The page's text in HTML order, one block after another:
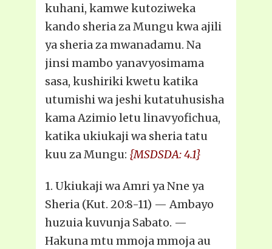
kuhani, kamwe kutoziweka
kando sheria za Mungu kwa ajili
ya sheria za mwanadamu. Na
jinsi mambo yanavyosimama
sasa, kushiriki kwetu katika
utumishi wa jeshi kutatuhusisha
kama Azimio letu linavyofichua,
katika ukiukaji wa sheria tatu
kuu za Mungu: {MSDSDA: 4.1}
1. Ukiukaji wa Amri ya Nne ya
Sheria (Kut. 20:8-11) — Ambayo
huzuia kuvunja Sabato. —
Hakuna mtu mmoja mmoja au